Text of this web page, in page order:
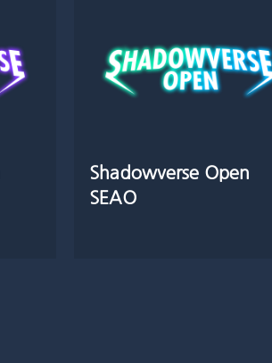
Shadowverse Open
SEAO